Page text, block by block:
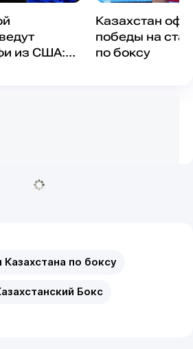
из США:
Казахстан
победы на
по боксу
Казахстана по боксу
Бокс